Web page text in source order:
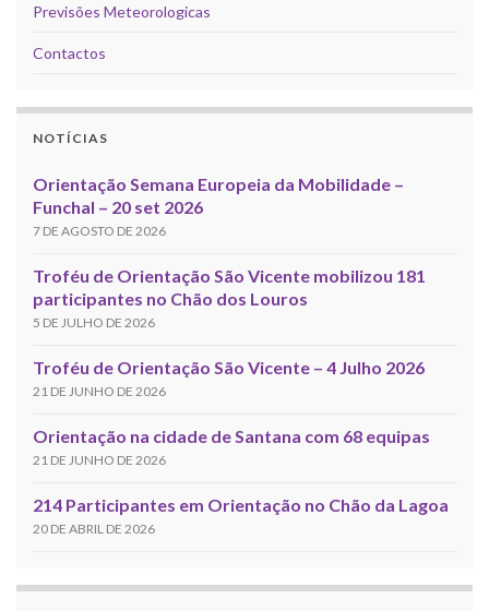
Previsões Meteorologicas
Contactos
NOTÍCIAS
Orientação Semana Europeia da Mobilidade –
Funchal – 20 set 2026
7 DE AGOSTO DE 2026
Troféu de Orientação São Vicente mobilizou 181
participantes no Chão dos Louros
5 DE JULHO DE 2026
Troféu de Orientação São Vicente – 4 Julho 2026
21 DE JUNHO DE 2026
Orientação na cidade de Santana com 68 equipas
21 DE JUNHO DE 2026
214 Participantes em Orientação no Chão da Lagoa
20 DE ABRIL DE 2026